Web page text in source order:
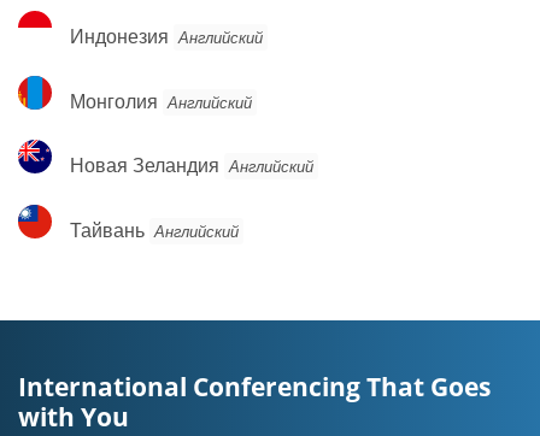
Индонезия
Индонезия Английский
Монголия
Монголия Английский
Новая
Зеландия
Новая Зеландия Английский
Тайвань
Тайвань Английский
International Conferencing That Goes
with You